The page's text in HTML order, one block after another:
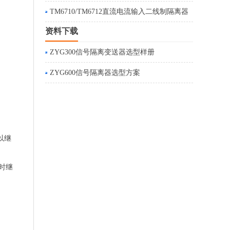
继
继
TM6710/TM6712直流电流输入二线制隔离器
资料下载
ZYG300信号隔离变送器选型样册
ZYG600信号隔离器选型方案